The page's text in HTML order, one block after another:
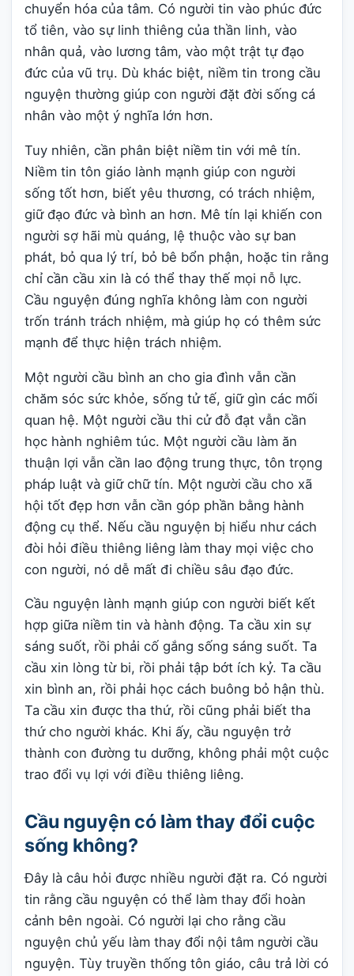
chuyển hóa của tâm. Có người tin vào phúc đức
tổ tiên, vào sự linh thiêng của thần linh, vào
nhân quả, vào lương tâm, vào một trật tự đạo
đức của vũ trụ. Dù khác biệt, niềm tin trong cầu
nguyện thường giúp con người đặt đời sống cá
nhân vào một ý nghĩa lớn hơn.
Tuy nhiên, cần phân biệt niềm tin với mê tín.
Niềm tin tôn giáo lành mạnh giúp con người
sống tốt hơn, biết yêu thương, có trách nhiệm,
giữ đạo đức và bình an hơn. Mê tín lại khiến con
người sợ hãi mù quáng, lệ thuộc vào sự ban
phát, bỏ qua lý trí, bỏ bê bổn phận, hoặc tin rằng
chỉ cần cầu xin là có thể thay thế mọi nỗ lực.
Cầu nguyện đúng nghĩa không làm con người
trốn tránh trách nhiệm, mà giúp họ có thêm sức
mạnh để thực hiện trách nhiệm.
Một người cầu bình an cho gia đình vẫn cần
chăm sóc sức khỏe, sống tử tế, giữ gìn các mối
quan hệ. Một người cầu thi cử đỗ đạt vẫn cần
học hành nghiêm túc. Một người cầu làm ăn
thuận lợi vẫn cần lao động trung thực, tôn trọng
pháp luật và giữ chữ tín. Một người cầu cho xã
hội tốt đẹp hơn vẫn cần góp phần bằng hành
động cụ thể. Nếu cầu nguyện bị hiểu như cách
đòi hỏi điều thiêng liêng làm thay mọi việc cho
con người, nó dễ mất đi chiều sâu đạo đức.
Cầu nguyện lành mạnh giúp con người biết kết
hợp giữa niềm tin và hành động. Ta cầu xin sự
sáng suốt, rồi phải cố gắng sống sáng suốt. Ta
cầu xin lòng từ bi, rồi phải tập bớt ích kỷ. Ta cầu
xin bình an, rồi phải học cách buông bỏ hận thù.
Ta cầu xin được tha thứ, rồi cũng phải biết tha
thứ cho người khác. Khi ấy, cầu nguyện trở
thành con đường tu dưỡng, không phải một cuộc
trao đổi vụ lợi với điều thiêng liêng.
Cầu nguyện có làm thay đổi cuộc
sống không?
Đây là câu hỏi được nhiều người đặt ra. Có người
tin rằng cầu nguyện có thể làm thay đổi hoàn
cảnh bên ngoài. Có người lại cho rằng cầu
nguyện chủ yếu làm thay đổi nội tâm người cầu
nguyện. Tùy truyền thống tôn giáo, câu trả lời có